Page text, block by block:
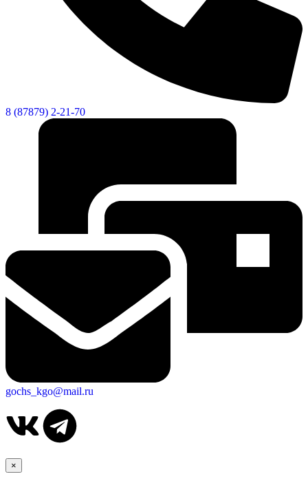
8 (87879) 2-21-70
gochs_kgo@mail.ru
×